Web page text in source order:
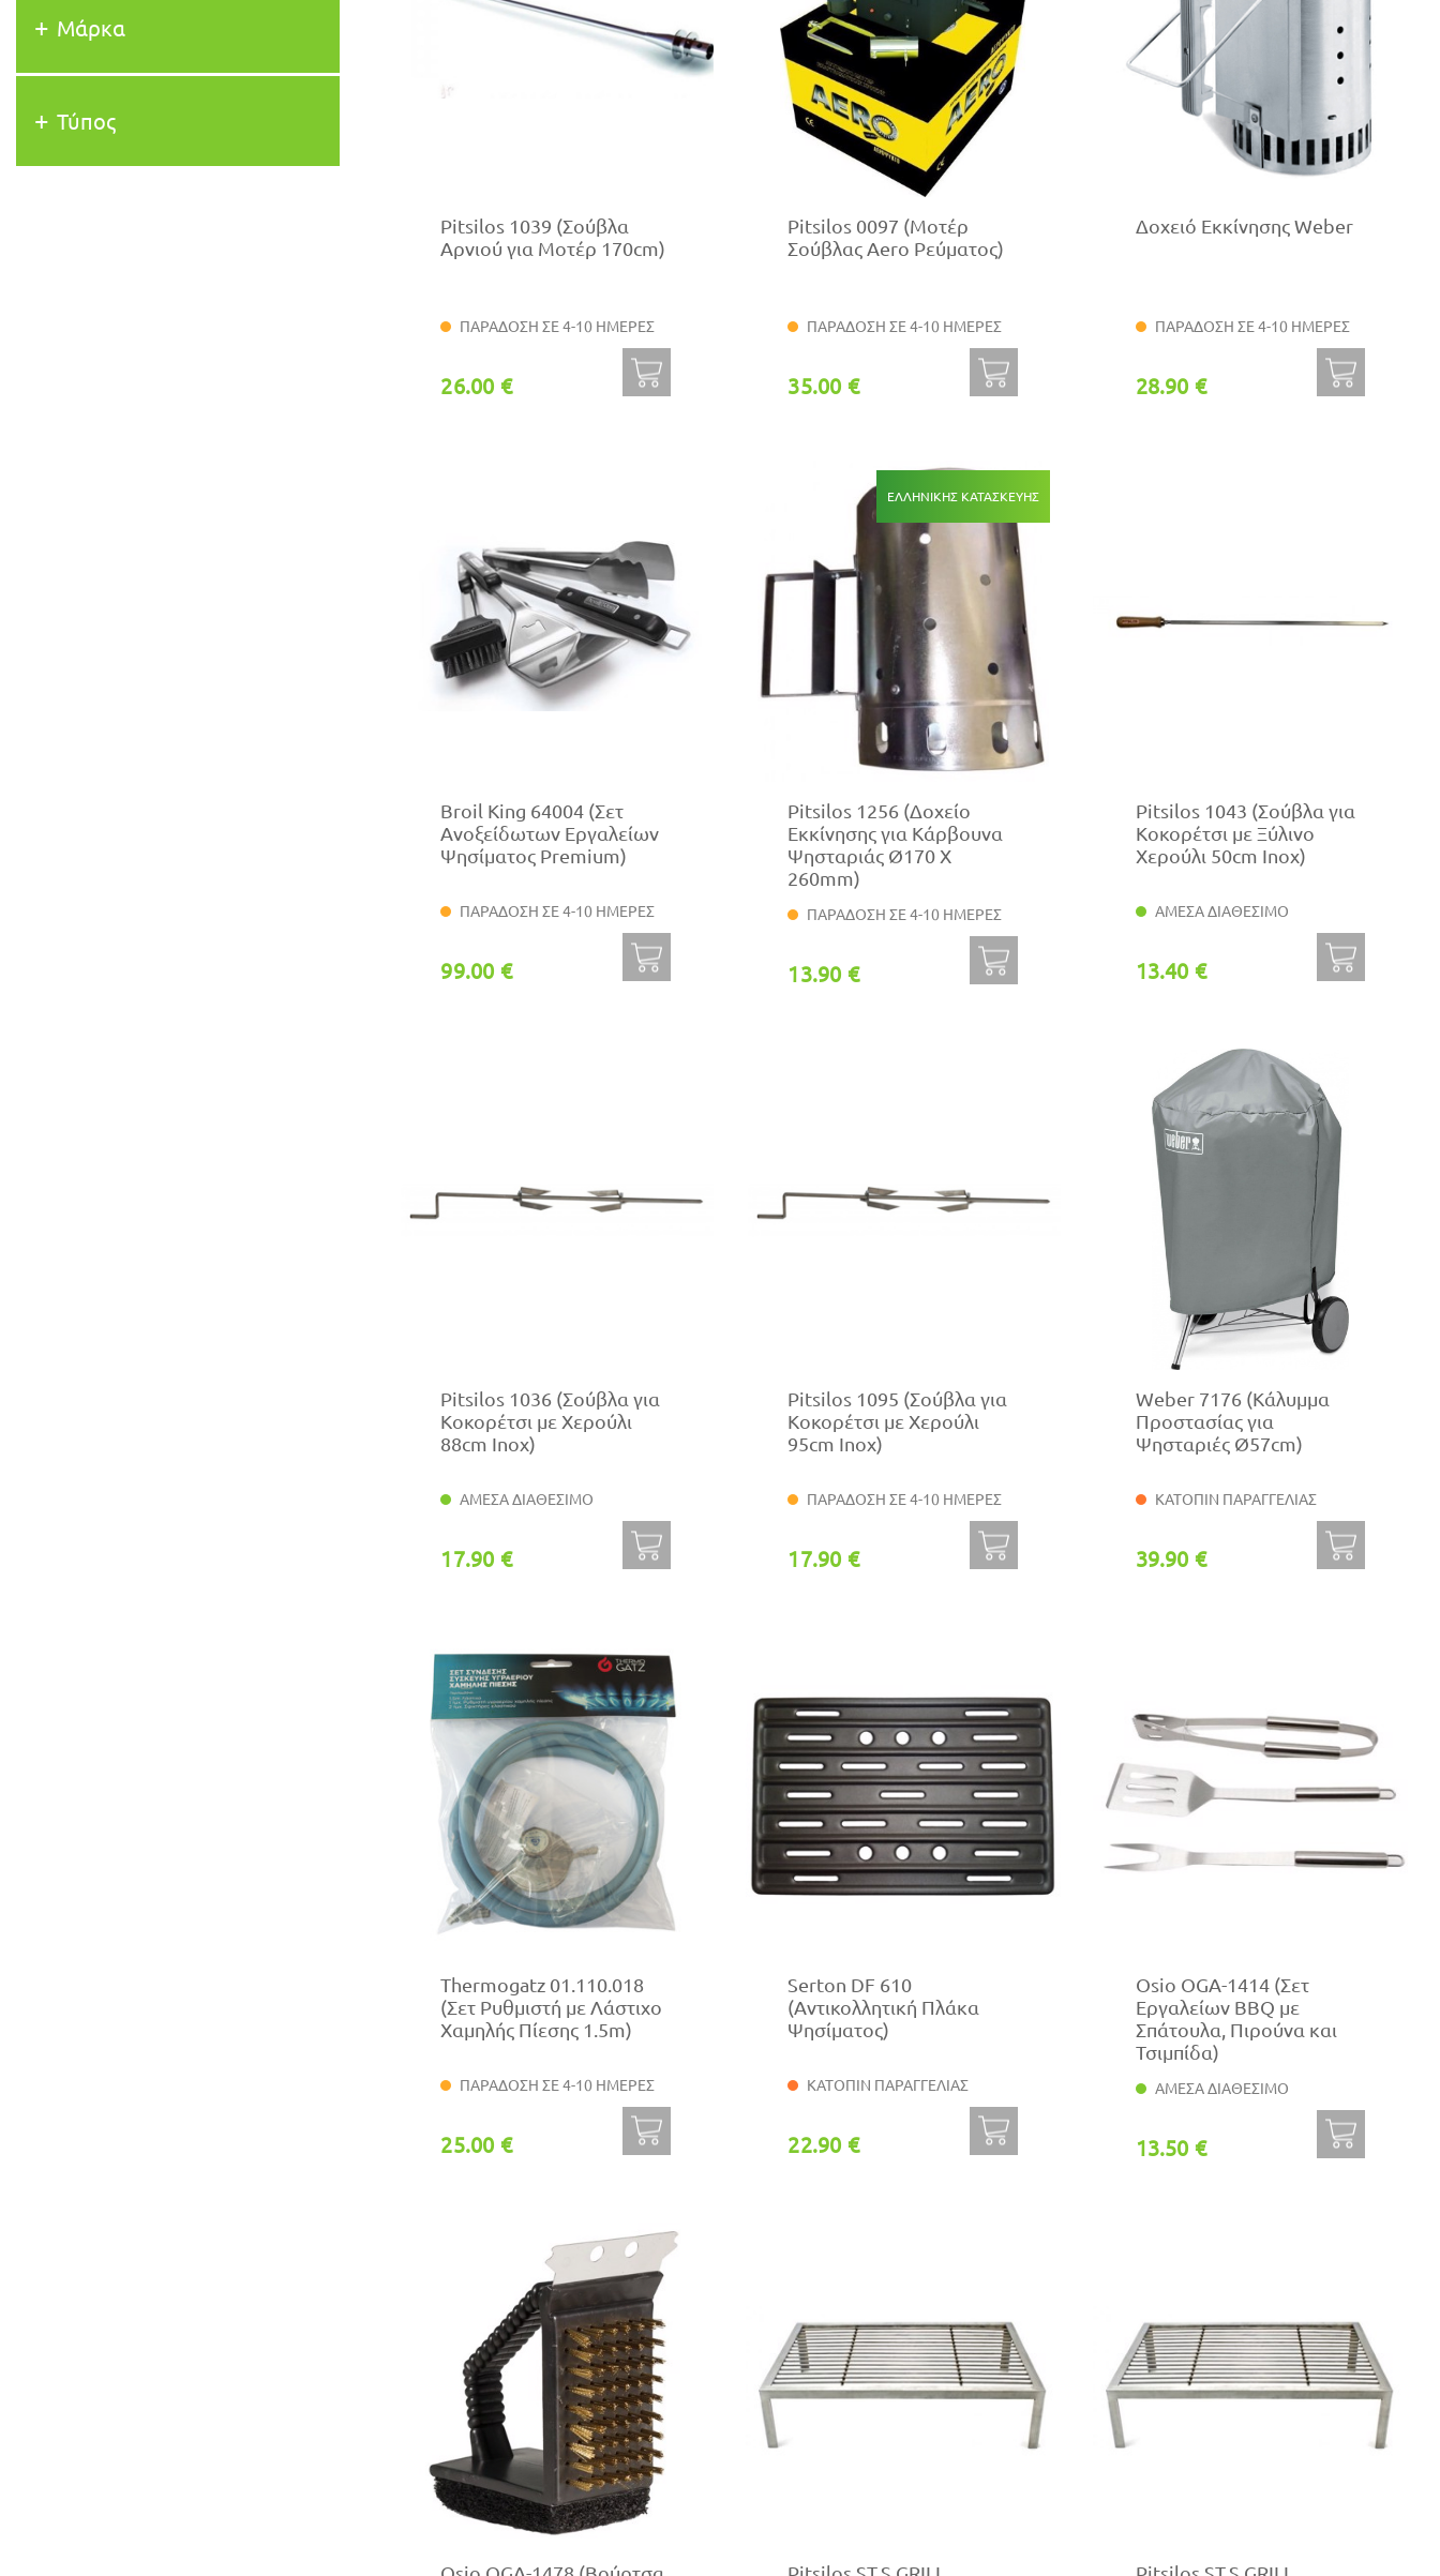
Μάρκα
Τύπος
Pitsilos 1039 (Σούβλα
Αρνιού για Μοτέρ 170cm)
ΠΑΡΑΔΟΣΗ ΣΕ 4-10 ΗΜΕΡΕΣ
26.00 €
Pitsilos 0097 (Μοτέρ
Σούβλας Aero Ρεύματος)
ΠΑΡΑΔΟΣΗ ΣΕ 4-10 ΗΜΕΡΕΣ
35.00 €
Δοχειό Εκκίνησης Weber
ΠΑΡΑΔΟΣΗ ΣΕ 4-10 ΗΜΕΡΕΣ
28.90 €
Broil King 64004 (Σετ
Ανοξείδωτων Εργαλείων
Ψησίματος Premium)
ΠΑΡΑΔΟΣΗ ΣΕ 4-10 ΗΜΕΡΕΣ
99.00 €
ΕΛΛΗΝΙΚΗΣ ΚΑΤΑΣΚΕΥΗΣ
Pitsilos 1256 (Δοχείο
Εκκίνησης για Κάρβουνα
Ψησταριάς Ø170 Χ
260mm)
ΠΑΡΑΔΟΣΗ ΣΕ 4-10 ΗΜΕΡΕΣ
13.90 €
Pitsilos 1043 (Σούβλα για
Κοκορέτσι με Ξύλινο
Χερούλι 50cm Inox)
ΑΜΕΣΑ ΔΙΑΘΕΣΙΜΟ
13.40 €
Pitsilos 1036 (Σούβλα για
Κοκορέτσι με Χερούλι
88cm Inox)
ΑΜΕΣΑ ΔΙΑΘΕΣΙΜΟ
17.90 €
Pitsilos 1095 (Σούβλα για
Κοκορέτσι με Χερούλι
95cm Inox)
ΠΑΡΑΔΟΣΗ ΣΕ 4-10 ΗΜΕΡΕΣ
17.90 €
Weber 7176 (Κάλυμμα
Προστασίας για
Ψησταριές Ø57cm)
ΚΑΤΟΠΙΝ ΠΑΡΑΓΓΕΛΙΑΣ
39.90 €
Thermogatz 01.110.018
(Σετ Ρυθμιστή με Λάστιχο
Χαμηλής Πίεσης 1.5m)
ΠΑΡΑΔΟΣΗ ΣΕ 4-10 ΗΜΕΡΕΣ
25.00 €
Serton DF 610
(Αντικολλητική Πλάκα
Ψησίματος)
ΚΑΤΟΠΙΝ ΠΑΡΑΓΓΕΛΙΑΣ
22.90 €
Osio OGA-1414 (Σετ
Εργαλείων BBQ με
Σπάτουλα, Πιρούνα και
Τσιμπίδα)
ΑΜΕΣΑ ΔΙΑΘΕΣΙΜΟ
13.50 €